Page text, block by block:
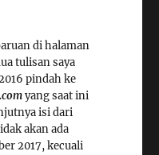
di halaman
tulisan saya
pindah ke
yang saat ini
isi dari
akan ada
2017, kecuali